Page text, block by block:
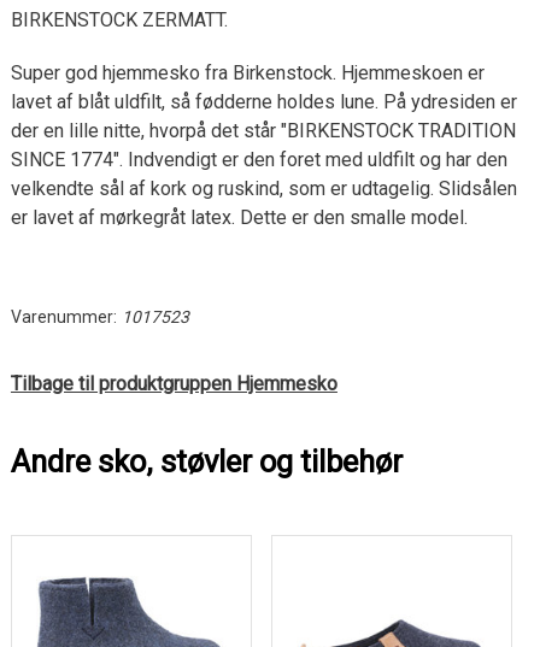
BIRKENSTOCK ZERMATT.
Super god hjemmesko fra Birkenstock. Hjemmeskoen er
lavet af blåt uldfilt, så fødderne holdes lune. På ydresiden er
der en lille nitte, hvorpå det står "BIRKENSTOCK TRADITION
SINCE 1774". Indvendigt er den foret med uldfilt og har den
velkendte sål af kork og ruskind, som er udtagelig. Slidsålen
er lavet af mørkegråt latex. Dette er den smalle model.
Varenummer: 1017523
Tilbage til produktgruppen Hjemmesko
Andre sko, støvler og tilbehør